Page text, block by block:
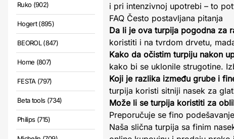
Ruko (902)
Hogert (895)
BEOROL (847)
Home (807)
FESTA (797)
Beta tools (734)
Philips (715)
i pri intenzivnoj upotrebi – to
FAQ Često postavljana pitanja
Da li je ova turpija pogodna za
koristiti i na tvrdom drvetu,
Kako da očistim turpiju nakon
kako bi se uklonile strugotine.
Koji je razlika između grube i
turpija koristi sitniji nasek za
Može li se turpija koristiti za
Preporučuje se fino
Naša slična turpija sa finim